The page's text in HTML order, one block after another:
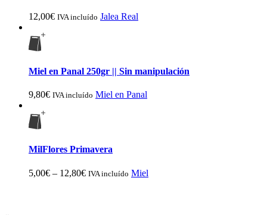
12,00€ IVA incluído Jalea Real
Miel en Panal 250gr || Sin manipulación
9,80€ IVA incluído Miel en Panal
MilFlores Primavera
5,00€ – 12,80€ IVA incluído Miel